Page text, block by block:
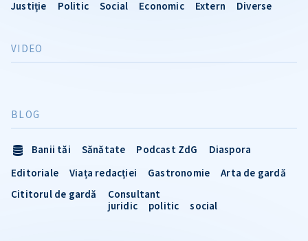
Justiție Politic Social Economic Extern Diverse
VIDEO
BLOG
Banii tăi Sănătate Podcast ZdG
Diaspora
Editoriale
Viața redacției Gastronomie
Arta de gardă
Cititorul de gardă
Consultant
juridic
politic social